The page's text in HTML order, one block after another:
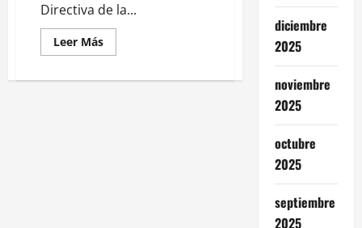
Directiva de la...
Leer MásLeer
más
La
diciembre
2025
noviembre
2025
octubre
2025
septiembre
2025